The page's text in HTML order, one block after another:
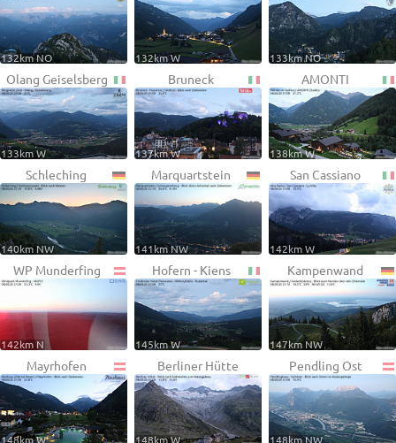
132km NO 132km W 133km NO
Olang Geiselsberg
133km W
Bruneck
137km W
AMONTI
138km W
Schleching
140km NW
Marquartstein
141km NW
San Cassiano
142km W
WP Munderfing
142km N
Hofern - Kiens
145km W
Kampenwand
147km NW
Mayrhofen
148km W
Berliner Hütte
148km W
Pendling Ost
148km NW